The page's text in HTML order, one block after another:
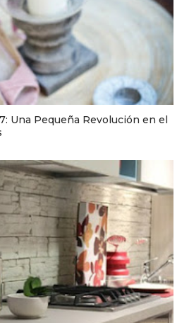
Una Pequeña Revolución en el